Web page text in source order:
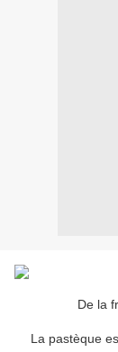
De la
La pastèque